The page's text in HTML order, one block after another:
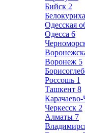
Бийск 2
Белокуриха
Одесская
Одесса 6
Воронеж 5
Россошь 1
Ташкент 8
Карачаево-
Черкесск 2
Алматы 7